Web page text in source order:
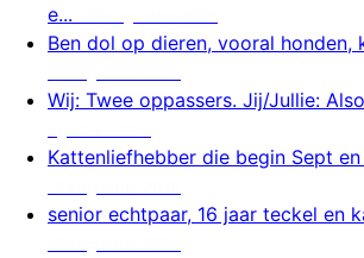
e...
Ben dol op dieren, vooral honden,
Wij: Twee oppassers. Jij/Jullie:
Kattenliefhebber die begin Sept
senior echtpaar, 16 jaar teckel en